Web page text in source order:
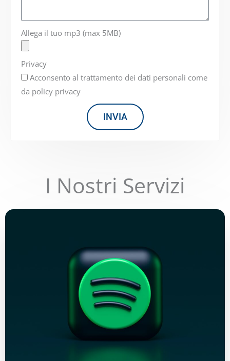
Allega il tuo mp3 (max 5MB)
Privacy
Acconsento al trattamento dei dati personali come
da policy privacy
INVIA
I Nostri Servizi